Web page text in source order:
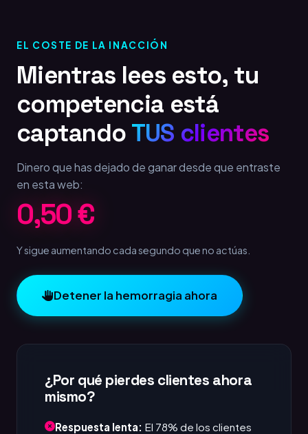
EL COSTE DE LA INACCIÓN
Mientras lees esto, tu
competencia está
captando TUS clientes
Dinero que has dejado de ganar desde que entraste
en esta web:
1,00 €
Y sigue aumentando cada segundo que no actúas.
Detener la hemorragia ahora
¿Por qué pierdes clientes ahora
mismo?
Respuesta lenta: El 78% de los clientes